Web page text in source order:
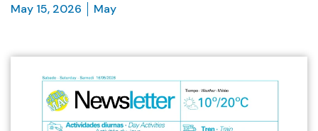
May 15, 2026 May